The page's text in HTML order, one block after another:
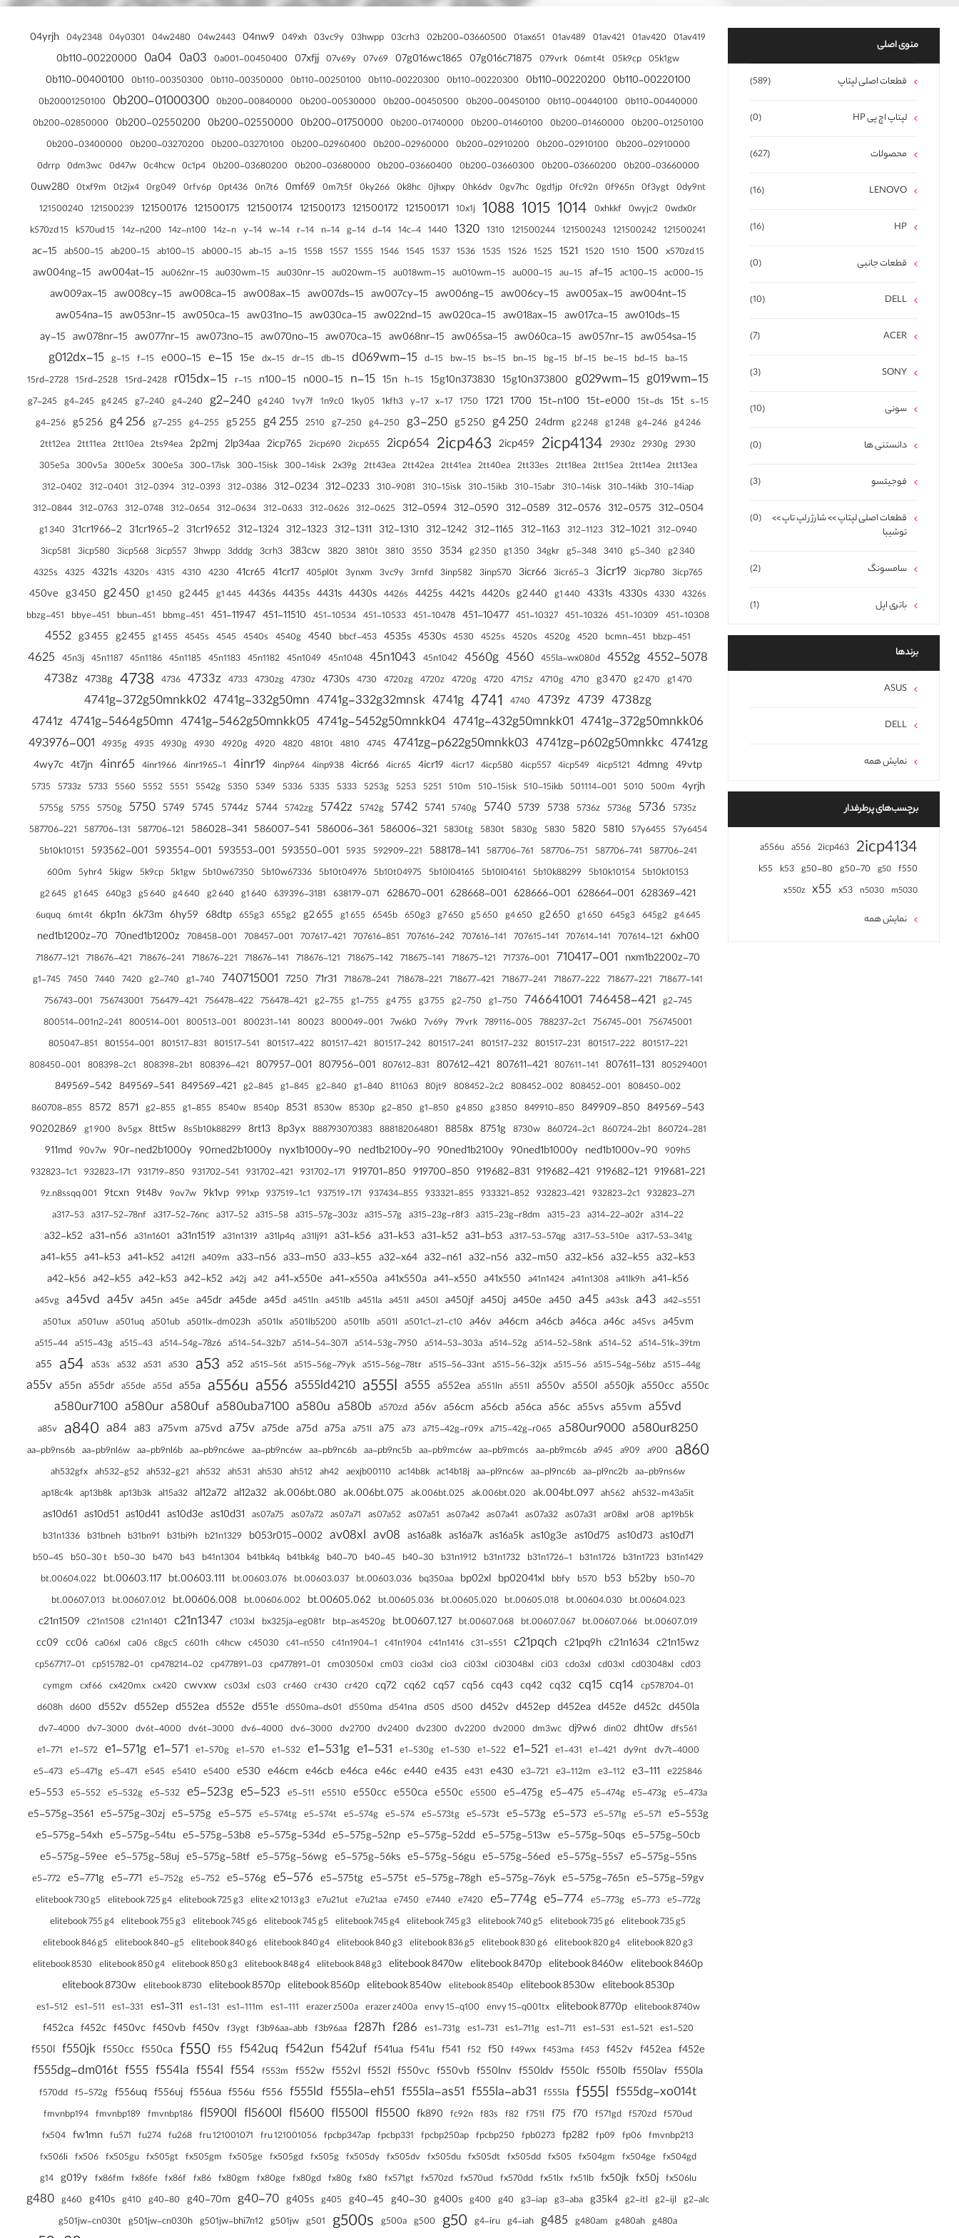
ایسوس سری N
ایسوس سری X
ایسوس سری B
ایسوس سری A
ایسوس سری K
ایسوس سری G
ایسوس سری R
لنوو ThinkCentre / ThinkStation
ایسر Spin
ایسر Extensa
ایسر Ferrari
دل سری استودیو
اچ پی Envy
اچ پی Pavilion
اچ پی Spectre
اچ پی ProBook
فلت لپتاپ
01av419
01av420
01av421
01av489
01ax651
02b200-03660500
03crh3
03hwpp
03vc9y
049xh
04nw9
04w2443
04w2480
04y0301
04y2348
04yrjh
05k1gw
05k9cp
06mt4t
079vrk
07g016c71875
07g016wc1865
07v69
07v69y
07xfjj
0a001-00450400
0a03
0a04
0b110‑00220000
0b110‑00220100
0b110‑00220200
0b110-00220300
0b110‑00220300
0b110-00250100
0b110-00350000
0b110-00350300
0b110‑00400100
0b110-00440000
0b110-00440100
0b200-00450100
0b200-00450500
0b200-00530000
0b200-00840000
0b200-01000300
0b20001250100
0b200-01250100
0b200-01460000
0b200-01460100
0b200-01740000
0b200-01750000
0b200-02550000
0b200-02550200
0b200-02850000
0b200-02910000
0b200-02910100
0b200-02910200
0b200-02960000
0b200-02960400
0b200-03270100
0b200-03270200
0b200-03400000
0b200-03660000
0b200-03660200
0b200-03660300
0b200-03660400
0b200-03680000
0b200-03680200
0c1p4
0c4hcw
0d47w
0dm3wc
0drrp
0dy9nt
0f3ygt
0f965n
0fc92n
0gd1jp
0gv7hc
0hk6dv
0jhxpy
0k8hc
0ky266
0m7t5f
0mf69
0n7t6
0pt436
0rfv6p
0rg049
0t2jx4
0txf9m
0uw280
0wdx0r
0wyjc2
0xhkkf
1014
1015
1088
10x1j
121500171
121500172
121500173
121500174
121500175
121500176
121500239
121500240
121500241
121500242
121500243
121500244
1310
1320
1440
14c-4
14-d
14-g
14-n
14-r
14-w
14-y
14z-n
14z-n100
14z-n200
15 k570ud
15 k570zd
15 x570zd
1500
1510
1520
1521
1525
1526
1535
1536
1537
1545
1546
1555
1557
1558
15-a
15-ab
15-ab000
15-ab100
15-ab200
15-ab500
15-ac
15-ac000
15-ac100
15-af
15-au
15-au000
15-au010wm
15-au018wm
15-au020wm
15-au030nr
15-au030wm
15-au062nr
15-aw004at
15-aw004ng
15-aw004nt
15-aw005ax
15-aw006cy
15-aw006ng
15-aw007cy
15-aw007ds
15-aw008ax
15-aw008ca
15-aw008cy
15-aw009ax
15-aw010ds
15-aw017ca
15-aw018ax
15-aw020ca
15-aw022nd
15-aw030ca
15-aw031no
15-aw050ca
15-aw053nr
15-aw054na
15-aw054sa
15-aw057nr
15-aw060ca
15-aw065sa
15-aw068nr
15-aw070ca
15-aw070no
15-aw073no
15-aw077nr
15-aw078nr
15-ay
15-ba
15-bd
15-be
15-bf
15-bg
15-bn
15-bs
15-bw
15-d
15-d069wm
15-db
15-dr
15-dx
15e
15-e
15-e000
15-f
15-g
15-g012dx
15-g019wm
15-g029wm
15g10n373800
15g10n373830
15-h
15n
15-n
15-n000
15-n100
15-r
15-r015dx
15rd-2428
15rd-2528
15rd-2728
15-s
15t
15t-ds
15t-e000
15t-n100
1700
1721
1750
17-x
17-y
1kfh3
1ky05
1n9c0
1vy7f
240 g4
240-g2
240-g4
240-g7
245 g4
245-g4
245-g7
246 g4
246-g4
248 g1
248 g2
24drm
250 g4
250 g5
250-g3
250-g4
250-g7
2510
255 g4
255 g5
255-g4
255-g7
256 g4
256 g5
256-g4
2930
2930g
2930z
2icp4134
2icp459
2icp463
2icp654
2icp655
2icp690
2icp765
2lp34aa
2p2mj
2ts94ea
2tt10ea
2tt11ea
2tt12ea
2tt13ea
2tt14ea
2tt15ea
2tt18ea
2tt33es
2tt40ea
2tt41ea
2tt42ea
2tt43ea
2x39g
300-14isk
300-15isk
300-17isk
300e5a
300e5x
300v5a
305e5a
310-14iap
310-14ikb
310-14isk
310-15abr
310-15ikb
310-15isk
310-9081
312-0233
312-0234
312-0386
312-0393
312-0394
312-0401
312-0402
312-0504
312-0575
312-0576
312-0589
312-0590
312-0594
312-0625
312-0626
312-0633
312-0634
312-0654
312-0748
312-0763
312-0844
312-0940
312-1021
312-1123
312-1163
312-1165
312-1242
312-1310
312-1311
312-1323
312-1324
31cr19652
31cr1965-2
31cr1966-2
340 g1
340 g2
340-g5
3410
348-g5
34gkr
350 g1
350 g2
3534
3550
3810
3810t
3820
383cw
3crh3
3dddg
3hwpp
3icp557
3icp568
3icp580
3icp581
3icp765
3icp780
3icr19
3icr65-3
3icr66
3inp570
3inp582
3rnfd
3vc9y
3ynxm
405pl0t
41cr17
41cr65
4230
4310
4315
4320s
4321s
4325
4325s
4326s
4330
4330s
4331s
440 g1
440 g2
4420s
4421s
4425s
4426s
4430s
4431s
4435s
4436s
445 g1
445 g2
450 g1
450 g2
450 g3
450ve
451-10308
451-10309
451-10326
451-10327
451-10477
451-10478
451-10533
451-10534
451-11510
451-11947
451-bbmg
451-bbun
451-bbye
451-bbzg
451-bbzp
451-bcmn
4520
4520g
4520s
4525s
4530
4530s
4535s
453-bbcf
4540
4540g
4540s
4545
4545s
455 g1
455 g2
455 g3
4552
4552-5078
4552g
455la-wx080d
4560
4560g
45n1042
45n1043
45n1048
45n1049
45n1182
45n1183
45n1185
45n1186
45n1187
45n3j
4625
470 g1
470 g2
470 g3
4710
4710g
4715z
4720
4720g
4720z
4720zg
4730
4730s
4730z
4730zg
4733
4733z
4736
4738
4738g
4738z
4738zg
4739
4739z
4740
4741
4741g
4741g-332g32mnsk
4741g-332g50mn
4741g-372g50mnkk02
4741g-372g50mnkk06
4741g-432g50mnkk01
4741g-5452g50mnkk04
4741g-5462g50mnkk05
4741g-5464g50mn
4741z
4741zg
4741zg-p602g50mnkkc
4741zg-p622g50mnkk03
4745
4810
4810t
4820
4920
4920g
4930
4930g
4935
4935g
493976-001
49vtp
4dmng
4icp5121
4icp549
4icp557
4icp580
4icr17
4icr19
4icr65
4icr66
4inp938
4inp964
4inr19
4inr1965-1
4inr1966
4inr65
4t7jn
4wy7c
4yrjh
500m
5010
501114-001
510-15ikb
510-15isk
510m
5251
5253
5253g
5333
5335
5336
5349
5350
5542g
5551
5552
5560
5733
5733z
5735
5735z
5736
5736g
5736z
5738
5739
5740
5740g
5741
5742
5742g
5742z
5742zg
5744
5744z
5745
5749
5750
5750g
5755
5755g
57y6454
57y6455
5810
5820
5830
5830g
5830t
5830tg
586006-321
586006-361
586007-541
586028-341
587706-121
587706-131
587706-221
587706-241
587706-741
587706-751
587706-761
588178-141
592909-221
5935
593550-001
593553-001
593554-001
593562-001
5b10k10151
5b10k10153
5b10k10154
5b10k88299
5b10l04161
5b10l04165
5b10t04975
5b10t04976
5b10w67336
5b10w67350
5k1gw
5k9cp
5kigw
5yhr4
600m
628369-421
628664-001
628666-001
628668-001
628670-001
638179-071
639396-3181
640 g1
640 g2
640 g4
640 g5
640g3
645 g1
645 g2
645 g4
645g2
645g3
650 g1
650 g2
650 g4
650 g5
650 g7
650g3
6545b
655 g1
655 g2
655g2
655g3
68dtp
6hy59
6k73m
6kp1n
6mt4t
6uquq
6xh00
707614-121
707614-141
707615-141
707616-141
707616-242
707616-851
707617-421
708457-001
708458-001
70ned1b1200z
70-ned1b1200z
70-nxm1b2200z
710417-001
717376-001
718675-121
718675-141
718675-142
718676-121
718676-141
718676-221
718676-241
718676-421
718677-121
718677-141
718677-221
718677-222
718677-241
718677-421
718678-221
718678-241
71r31
7250
740715001
740-g1
740-g2
7420
7440
7450
745-g1
745-g2
746458-421
746641001
750-g1
750-g2
755 g3
755 g4
755-g1
755-g2
756478-421
756478-422
756479-421
756743001
756743-001
756745001
756745-001
788237-2c1
789116-005
79vrk
7v69y
7w6k0
800049-001
80023
800231-141
800513-001
800514-001
800514-001n2-241
801517-221
801517-222
801517-231
801517-232
801517-241
801517-242
801517-421
801517-422
801517-541
801517-831
801554-001
805047-851
805294001
807611-131
807611-141
807611-421
807612-421
807612-831
807956-001
807957-001
808396-421
808398-2b1
808398-2c1
808450-001
808450-002
808452-001
808452-002
808452-2c2
80jt9
811063
840-g1
840-g2
845-g1
845-g2
849569-421
849569-541
849569-542
849569-543
849909-850
849910-850
850 g3
850 g4
850-g1
850-g2
8530p
8530w
8531
8540p
8540w
855-g1
855-g2
8571
8572
860708-855
860724-281
860724-2b1
860724-2c1
8730w
8751g
8858x
888182064801
888793070383
8p3yx
8rt13
8s5b10k88299
8tt5w
8v5gx
900 g1
90202869
909h5
90-ned1b1000v
90ned1b1000y
90ned1b2100y
90-ned1b2100y
90-nyx1b1000y
90rned2b1000y
90r-ned2b1000y
90v7w
911md
919681-221
919682-121
919682-421
919682-831
919700-850
919701-850
931702-171
931702-421
931702-541
931719-850
932823-171
932823-1c1
932823-271
932823-2c1
932823-421
933321-852
933321-855
937434-855
937519-171
937519-1c1
991xp
9k1vp
9ov7w
9t48v
9tcxn
9z.n8ssqq 001
a314-22
a314-22-a02r
a315-23
a315-23g-r8dm
a315-23g-r8f3
a315-57g
a315-57g-303z
a315-58
a317-52
a317-52-76nc
a317-52-78nf
a317-53
a317-53-341g
a317-53-510e
a317-53-57qg
a31-b53
a31-k52
a31-k53
a31-k56
a31lj91
a31lp4q
a31n1319
a31n1519
a31n1601
a31-n56
a32-k52
a32-k53
a32-k55
a32-k56
a32-m50
a32-n56
a32-n61
a32-x64
a33-k55
a33-m50
a33-n56
a409m
a412fl
a41-k52
a41-k53
a41-k55
a41-k56
a41lk9h
a41n1308
a41n1424
a41x550
a41-x550
a41x550a
a41-x550a
a41‑x550e
a42
a42j
a42-k52
a42-k53
a42-k55
a42-k56
a42-s551
a43
a43sk
a45
a450
a450e
a450j
a450jf
a450l
a451l
a451la
a451lb
a451ln
a45d
a45de
a45dr
a45e
a45n
a45v
a45vd
a45vg
a45vm
a45vs
a46c
a46ca
a46cb
a46cm
a46v
a501c1-z1-c10
a501l
a501lb
a501lb5200
a501lx
a501lx-dm023h
a501ub
a501uq
a501uw
a501ux
a514-51k-39tm
a514-52
a514-52-58nk
a514-52g
a514-53-303a
a514-53g-7950
a514-54-307l
a514-54-32b7
a514-54g-78z6
a515-43
a515-43g
a515-44
a515-44g
a515-54g-56bz
a515-56
a515-56-32jx
a515-56-33nt
a515-56g-78tr
a515-56g-79yk
a515-56t
a52
a53
a530
a531
a532
a53s
a54
a55
a550c
a550cc
a550jk
a550l
a550v
a551l
a551ln
a552ea
a555
a555l
a555ld4210
a556
a556u
a55a
a55d
a55de
a55dr
a55n
a55v
a55vd
a55vm
a55vs
a56c
a56ca
a56cb
a56cm
a56v
a570zd
a580b
a580u
a580uba7100
a580uf
a580ur
a580ur7100
a580ur8250
a580ur9000
a715-42g-r065
a715-42g-r09x
a73
a75
a751l
a75a
a75d
a75de
a75v
a75vd
a75vm
a83
a84
a840
a85v
a860
a900
a909
a945
aa-pb9mc6b
aa-pb9mc6s
aa-pb9mc6w
aa-pb9nc5b
aa-pb9nc6b
aa-pb9nc6w
aa-pb9nc6we
aa-pb9nl6b
aa-pb9nl6w
aa-pb9ns6b
aa-pb9ns6w
aa-pl9nc2b
aa-pl9nc6b
aa-pl9nc6w
ac14b18j
ac14b8k
aexjb00110
ah42
ah512
ah530
ah531
ah532
ah532-g21
ah532-g52
ah532gfx
ah532-m43a5it
ah562
ak.004bt.097
ak.006bt.020
ak.006bt.025
ak.006bt.075
ak.006bt.080
al12a32
al12a72
al15a32
ap13b3k
ap13b8k
ap18c4k
ap19b5k
ar08
ar08xl
as07a31
as07a32
as07a41
as07a42
as07a51
as07a52
as07a71
as07a72
as07a75
as10d31
as10d3e
as10d41
as10d51
as10d61
as10d71
as10d73
as10d75
as10g3e
as16a5k
as16a7k
as16a8k
av08
av08xl
b053r015-0002
b21n1329
b31bi9h
b31bn91
b31bneh
b31n1336
b31n1429
b31n1723
b31n1726
b31n1726-1
b31n1732
b31n1912
b40-30
b40-45
b40-70
b41bk4g
b41bk4q
b41n1304
b43
b470
b50-30
b50-30 t
b50-45
b50-70
b52by
b53
b570
bbfy
bp02041xl
bp02xl
bq350aa
bt.00603.036
bt.00603.037
bt.00603.076
bt.00603.111
bt.00603.117
bt.00604.022
bt.00604.023
bt.00604.030
bt.00605.018
bt.00605.020
bt.00605.036
bt.00605.062
bt.00606.002
bt.00606.008
bt.00607.012
bt.00607.013
bt.00607.019
bt.00607.066
bt.00607.067
bt.00607.068
bt.00607.127
btp-as4520g
bx325ja-eg081r
c103xl
c21n1347
c21n1401
c21n1508
c21n1509
c21n15wz
c21n1634
c21pq9h
c21pqch
c31-s551
c41n1416
c41n1904
c41n1904-1
c41-n550
c45030
c4hcw
c601h
c8gc5
ca06
ca06xl
cc06
cc09
cd03
cd03048xl
cd03xl
cdo3xl
ci03
ci03048xl
ci03xl
cio3
cio3xl
cm03
cm03050xl
cp477891-01
cp477891-03
cp478214-02
cp515782-01
cp567717-01
cp578704-01
cq14
cq15
cq32
cq42
cq43
cq56
cq57
cq62
cq72
cr420
cr430
cr460
cs03
cs03xl
cwvxw
cx420
cx420mx
cxf66
cymgm
d450la
d452c
d452e
d452ea
d452ep
d452v
d500
d505
d541na
d550ma
d550ma-ds01
d551e
d552e
d552ea
d552ep
d552v
d600
d608h
dfs561
dht0w
din02
dj9w6
dm3wc
dv2000
dv2200
dv2300
dv2400
dv2700
dv6-3000
dv6-4000
dv6t-3000
dv6t-4000
dv7-3000
dv7-4000
dv7t-4000
dy9nt
e1-421
e1-431
e1-521
e1-522
e1-530
e1-530g
e1-531
e1-531g
e1-532
e1-570
e1-570g
e1-571
e1-571g
e1-572
e1-771
e225846
e3-111
e3-112
e3-112m
e3-721
e430
e431
e435
e440
e46c
e46ca
e46cb
e46cm
e530
e5400
e5410
e545
e5-471
e5-471g
e5-473
e5-473a
e5-473g
e5-474g
e5-475
e5-475g
e5500
e550c
e550ca
e550cc
e5510
e5-511
e5-523
e5-523g
e5-532
e5-532g
e5-552
e5-553
e5-553g
e5-571
e5-571g
e5-573
e5-573g
e5-573t
e5-573tg
e5-574
e5-574g
e5-574t
e5-574tg
e5-575
e5-575g
e5-575g-30zj
e5-575g-3561
e5-575g-50cb
e5-575g-50qs
e5-575g-513w
e5-575g-52dd
e5-575g-52np
e5-575g-534d
e5-575g-53b8
e5-575g-54tu
e5-575g-54xh
e5-575g-55ns
e5-575g-55s7
e5-575g-56ed
e5-575g-56gu
e5-575g-56ks
e5-575g-56wg
e5-575g-58tf
e5-575g-58uj
e5-575g-59ee
e5-575g-59gv
e5-575g-765n
e5-575g-76yk
e5-575g-78gh
e5-575t
e5-575tg
e5-576
e5-576g
e5-752
e5-752g
e5-771
e5-771g
e5-772
e5-772g
e5-773
e5-773g
e5-774
e5-774g
e7420
e7440
e7450
e7u21aa
e7u21ut
elite x2 1013 g3
elitebook 725 g3
elitebook 725 g4
elitebook 730 g5
elitebook 735 g5
elitebook 735 g6
elitebook 740 g5
elitebook 745 g3
elitebook 745 g4
elitebook 745 g5
elitebook 745 g6
elitebook 755 g3
elitebook 755 g4
elitebook 820 g3
elitebook 820 g4
elitebook 830 g6
elitebook 836 g5
elitebook 840 g3
elitebook 840 g4
elitebook 840 g6
elitebook 840-g5
elitebook 846 g5
elitebook 8460p
elitebook 8460w
elitebook 8470p
elitebook 8470w
elitebook 848 g3
elitebook 848 g4
elitebook 850 g3
elitebook 850 g4
elitebook 8530
elitebook 8530p
elitebook 8530w
elitebook 8540p
elitebook 8540w
elitebook 8560p
elitebook 8570p
elitebook 8730
elitebook 8730w
elitebook 8740w
elitebook 8770p
envy 15-q001tx
envy 15-q100
erazer z400a
erazer z500a
es1-111
es1-111m
es1-131
es1-311
es1-331
es1-511
es1-512
es1-520
es1-521
es1-531
es1-711
es1-711g
es1-731
es1-731g
f286
f287h
f3b96aa
f3b96aa-abb
f3ygt
f450v
f450vb
f450vc
f452c
f452ca
f452e
f452ea
f452v
f453
f453ma
f49wx
f50
f52
f541
f541u
f541ua
f542uf
f542un
f542uq
f55
f550
f550ca
f550cc
f550jk
f550l
f550la
f550lav
f550lb
f550lc
f550ldv
f550lnv
f550vb
f550vc
f552l
f552vl
f552w
f553m
f554
f554l
f554la
f555
f555dg-dm016t
f555dg-xo014t
f555l
f555la
f555la-ab31
f555la-as51
f555la-eh51
f555ld
f556
f556u
f556ua
f556uj
f556uq
f5-572g
f570dd
f570ud
f570zd
f571gd
f70
f75
f751l
f82
f83s
fc92n
fk890
fl5500
fl5500l
fl5600
fl5600l
fl5900l
fmvnbp186
fmvnbp189
fmvnbp194
fmvnbp213
fp06
fp09
fp282
fpb0273
fpcbp250
fpcbp250ap
fpcbp331
fpcbp347ap
fru 121001056
fru 121001071
fu268
fu274
fu571
fw1mn
fx504
fx504gd
fx504ge
fx504gm
fx505
fx505dd
fx505dt
fx505du
fx505dv
fx505dy
fx505g
fx505gd
fx505ge
fx505gm
fx505gt
fx505gu
fx506
fx506li
fx506lu
fx50j
fx50jk
fx51lb
fx51lx
fx570dd
fx570ud
fx570zd
fx571gt
fx80
fx80g
fx80gd
fx80ge
fx80gm
fx86
fx86f
fx86fe
fx86fm
g019y
g14
g2-alc
g2-ijl
g2-itl
g35k4
g3-aba
g3-iap
g40
g400
g400s
g40-30
g40-45
g405
g405s
g40-70
g40-70m
g40-80
g410
g410s
g460
g480
g480a
g480ah
g480am
g485
g4-iah
g4-iru
g50
g500
g500a
g500s
g501
g501jw
g501jw-bhi7n12
g501jw-cn030h
g501jw-cn030t
منوی اصلی
(589) قطعات اصلی لپتاپ
(0) لپتاپ اچ پی HP
(627) محصولات
(16) LENOVO
(16) HP
(0) قطعات جانبی
(10) DELL
(7) ACER
(3) SONY
(10) سونی
(0) دانستنی ها
(3) فوجیتسو
(0)
قطعات اصلی لپتاپ >> شارژر لپ تاپ >>
توشیبا
(2) سامسونگ
(1) باتری اپل
برند‌ها
ASUS
DELL
نمایش همه
برچسب‌های پرطرفدار
2icp4134
2icp463
a556
a556u
f550
g50
g50-70
g50-80
k53
k55
m5030
n5030
x53
x55
x550z
نمایش همه